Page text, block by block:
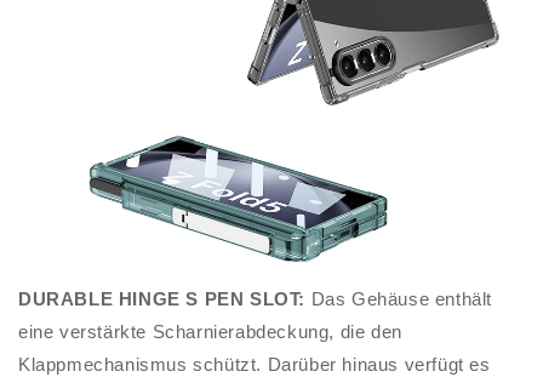
DURABLE HINGE S PEN SLOT: Das Gehäuse enthält
eine verstärkte Scharnierabdeckung, die den
Klappmechanismus schützt. Darüber hinaus verfügt es